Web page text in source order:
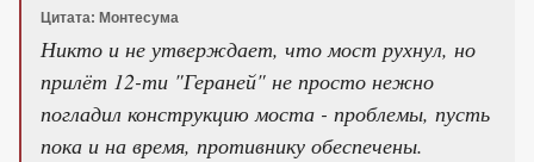
Цитата: Монтесума
Никто и не утверждает, что мост рухнул, но
прилёт 12-ти "Гераней" не просто нежно
погладил конструкцию моста - проблемы, пусть
пока и на время, противнику обеспечены.